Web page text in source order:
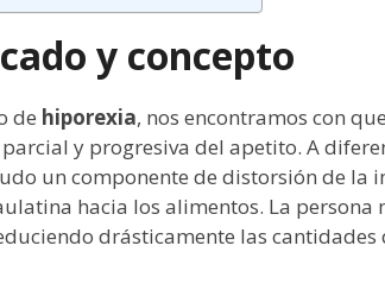
y concepto
de hiporexia, nos encontramos con
y progresiva del apetito. A
un componente de distorsión de la
hacia los alimentos. La persona
drásticamente las cantidades